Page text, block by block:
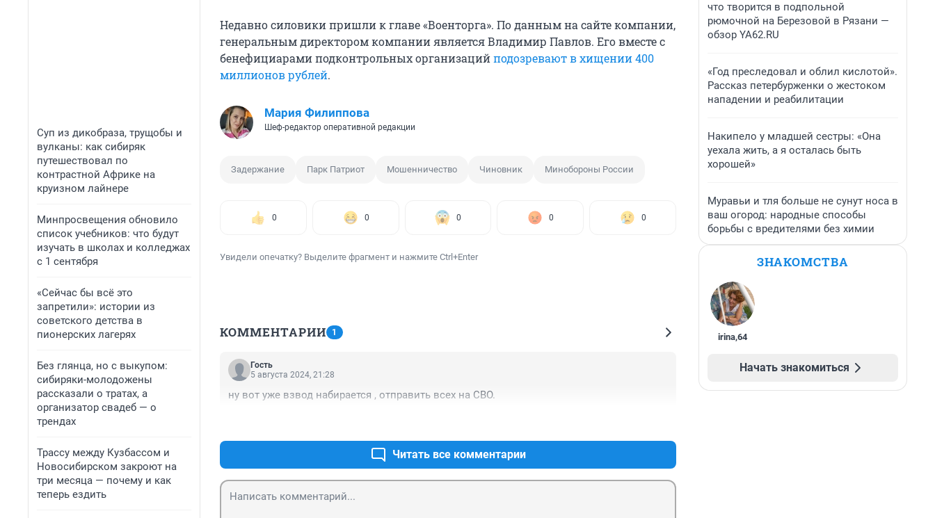
Суп из дикобраза, трущобы и
вулканы: как сибиряк
путешествовал по
контрастной Африке на
круизном лайнере
Минпросвещения обновило
список учебников: что будут
изучать в школах и колледжах
с 1 сентября
«Сейчас бы всё это
запретили»: истории из
советского детства в
пионерских лагерях
Без глянца, но с выкупом:
сибиряки-молодожены
рассказали о тратах, а
организатор свадеб — о
трендах
Трассу между Кузбассом и
Новосибирском закроют на
три месяца — почему и как
теперь ездить
Недавно силовики пришли к главе «Военторга». По данным на сайте компании,
генеральным директором компании является Владимир Павлов. Его вместе с
бенефициарами подконтрольных организацийподозревают в хищении 400
миллионов рублей.
Мария Филиппова
Шеф-редактор оперативной редакции
Задержание Парк Патриот Мошенничество Чиновник Минобороны России
0 0 0 0 0
Увидели опечатку? Выделите фрагмент и нажмите Ctrl+Enter
КОММЕНТАРИИ 1
Гость
5 августа 2024, 21:28
ну вот уже взвод набирается , отправить всех на СВО.
Читать все комментарии
что творится в подпольной
рюмочной на Березовой в Рязани —
обзор YA62.RU
«Год преследовал и облил кислотой».
Рассказ петербурженки о жестоком
нападении и реабилитации
Накипело у младшей сестры: «Она
уехала жить, а я осталась быть
хорошей»
Муравьи и тля больше не сунут носа в
ваш огород: народные способы
борьбы с вредителями без химии
ЗНАКОМСТВА
irina,64
Начать знакомиться